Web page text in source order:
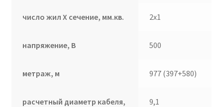
число жил Х сечение, мм.кв. 2х1
напряжение, В 500
метраж, м 977 (397+580)
расчетный диаметр кабеля,
9,1